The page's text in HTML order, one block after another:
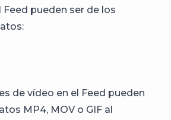
Feed pueden ser de los
de vídeo en el Feed pueden
MP4, MOV o GIF al